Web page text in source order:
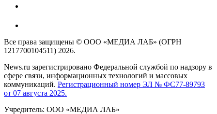
Все права защищены © ООО «МЕДИА ЛАБ» (ОГРН
1217700104511) 2026.
News.ru зарегистрировано Федеральной службой по надзору в
сфере связи, информационных технологий и массовых
коммуникаций. Регистрационный номер ЭЛ № ФС77-89793
от 07 августа 2025.
Учредитель: ООО «МЕДИА ЛАБ»